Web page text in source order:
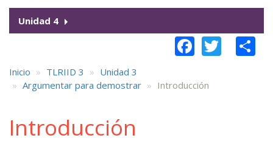
Unidad 4
Inicio TLRIID 3
Unidad 3
Argumentar para demostrar
Introducción
Introducción